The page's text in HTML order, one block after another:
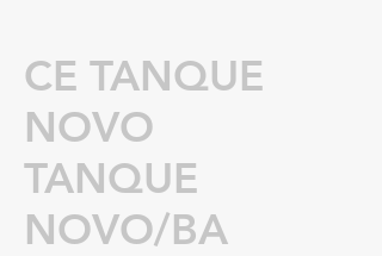
CE TANQUE
NOVO
TANQUE
NOVO/BA